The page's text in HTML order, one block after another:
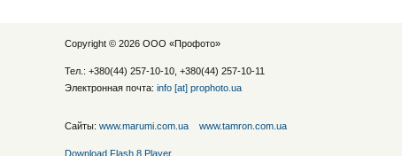
Copyright © 2026 ООО «Профото»
Тел.: +380(44) 257-10-10, +380(44) 257-10-11
Электронная почта: info [at] prophoto.ua
Сайты: www.marumi.com.ua www.tamron.com.ua
Download Flash 8 Player